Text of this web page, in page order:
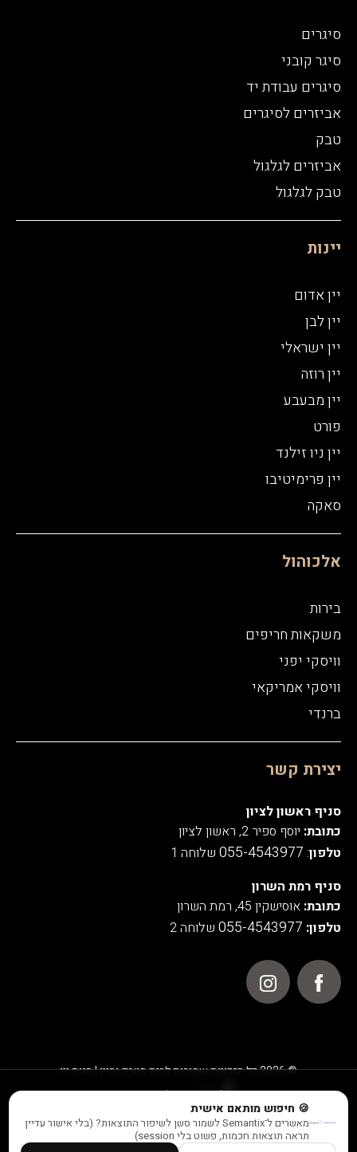
סיגרים
סיגר קובני
סיגרים עבודת יד
אביזרים לסיגרים
טבק
אביזרים לגלגול
טבק לגלגול
יינות
יין אדום
יין לבן
יין ישראלי
יין רוזה
יין מבעבע
פורט
יין ניו זילנד
יין פרימיטיבו
סאקה
אלכוהול
בירות
משקאות חריפים
וויסקי יפני
וויסקי אמריקאי
ברנדי
יצירת קשר
סניף ראשון לציון
כתובת: יוסף ספיר 2, ראשון לציון
טלפון:
055-4543977 שלוחה 1
סניף רמת השרון
כתובת: אוסישקין 45, רמת השרון
טלפון: 055-4543977 שלוחה 2
© 2026 כל הזכויות שמורות לבית הטבק והיין | חנות יין
אנו משתמשים בעוגיות לצורך תפעול האתר, ניתוחים סטטיסטיים,
שיפור חוויית המשתמש והתוכן המוצג באתר.
למידע נוסף ראו במדיניות הפרטיות שלנו
🍪 חיפוש מותאם אישית
מאשרים ל־Semantix לשמור סשן לשיפור התוצאות? (בלי אישור עדיין
תראה תוצאות חכמות, פשוט בלי session)